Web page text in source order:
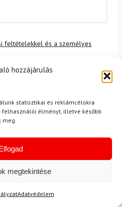
hozzájárulás
statisztikai és reklámcélokra
felhasználói élményt, illetve később
meg.
megtekintése
Adatvédelem
feltételekkel és a személyes
MEGTEKINTETT
-18%